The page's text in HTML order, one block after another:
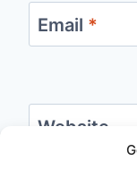
Email *
Website